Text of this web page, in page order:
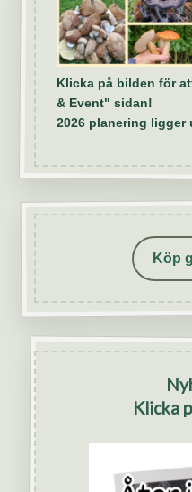
Klicka på bilden för
& Event" sidan!
2026 planering ligger
Köp
Klicka